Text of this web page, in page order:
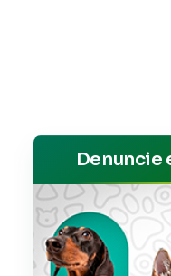
Denuncie